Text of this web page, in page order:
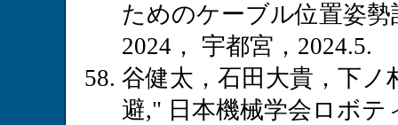
ためのケーブル位置姿
2024， 宇都宮，2024.5.
谷健太，石田大貴，下
避," 日本機械学会ロボテ